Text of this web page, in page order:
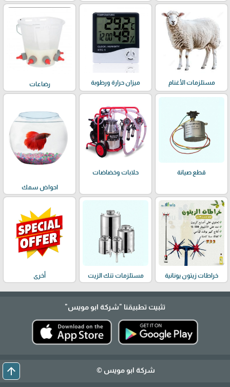
مستلزمات الأغنام ميزان حرارة ورطوبة رضاعات
قطع صيانة حلابات وخضاضات
احواض سمك
خراطات زيتون يونانية مستلزمات تنك الزيت أخرى
تثبيت تطبيقنا "شركة ابو مويس"
شركة ابو مويس © arrow_upward